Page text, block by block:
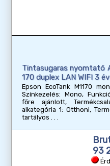
Tintasugaras nyomtató
170 duplex LAN WIFI 3 év
Epson EcoTank M1170
Színkezelés: Mono,
főre ajánlott,
alkategória 1: Otthoni,
tartályos
93